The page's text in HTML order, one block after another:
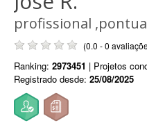
profissional
(0.0 - 0
Ranking: 2973451 | Projetos
Registrado desde: 25/08/2025